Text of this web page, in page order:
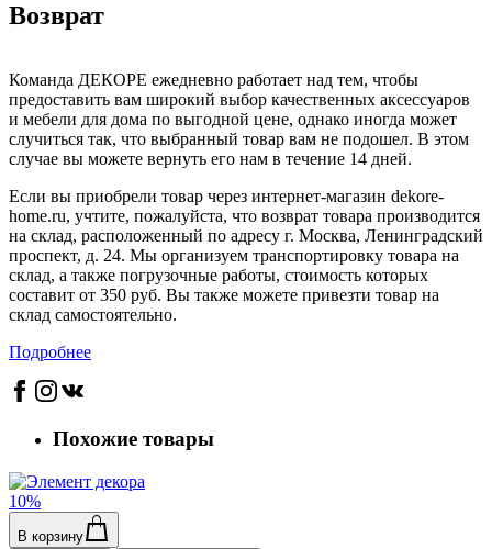
Возврат
Команда ДЕКОРЕ ежедневно работает над тем, чтобы
предоставить вам широкий выбор качественных аксессуаров
и мебели для дома по выгодной цене, однако иногда может
случиться так, что выбранный товар вам не подошел. В этом
случае вы можете вернуть его нам в течение 14 дней.
Если вы приобрели товар через интернет-магазин dekore-
home.ru, учтите, пожалуйста, что возврат товара производится
на склад, расположенный по адресу г. Москва, Ленинградский
проспект, д. 24. Мы организуем транспортировку товара на
склад, а также погрузочные работы, стоимость которых
составит от 350 руб. Вы также можете привезти товар на
склад самостоятельно.
Подробнее
Похожие товары
10%
В корзину